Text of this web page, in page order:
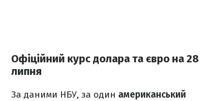
Офіційний курс долара та євро на 28
липня
За даними НБУ, за один американський